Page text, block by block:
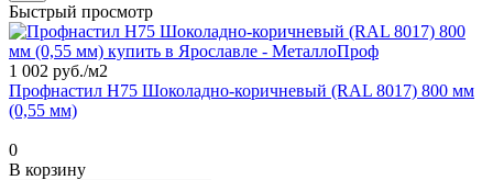
Быстрый просмотр
1 002 руб./м2
Профнастил Н75 Шоколадно-коричневый (RAL 8017) 800 мм
(0,55 мм)
0
В корзину